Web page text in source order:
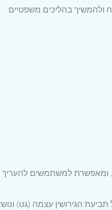
ולהמשיך בהליכים משפטיים .
ומאפשרת למשתמשים
הגירושין עצמה (גט)